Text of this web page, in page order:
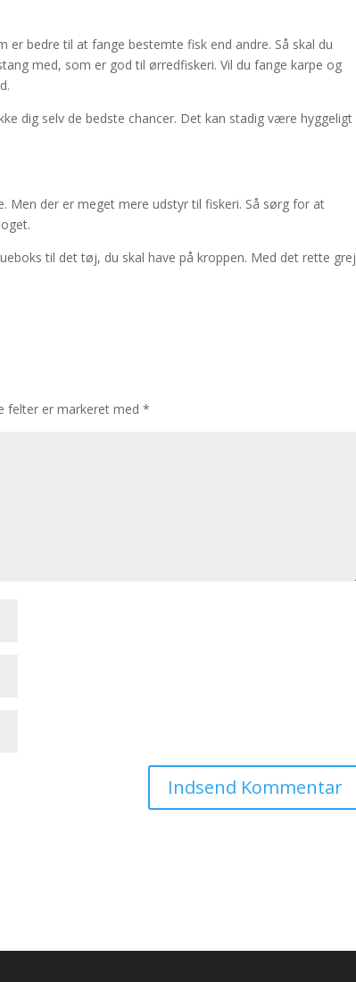
bedre til at fange bestemte fisk end andre. Så skal du
med, som er god til ørredfiskeri. Vil du fange karpe og
dig selv de bedste chancer. Det kan stadig være hyggeligt
Men der er meget mere udstyr til fiskeri. Så sørg for at
til det tøj, du skal have på kroppen. Med det rette grej
felter er markeret med *